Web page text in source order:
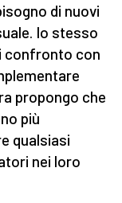
di nuovi
Io stesso
confronto con
propongo che
più
qualsiasi
nei loro